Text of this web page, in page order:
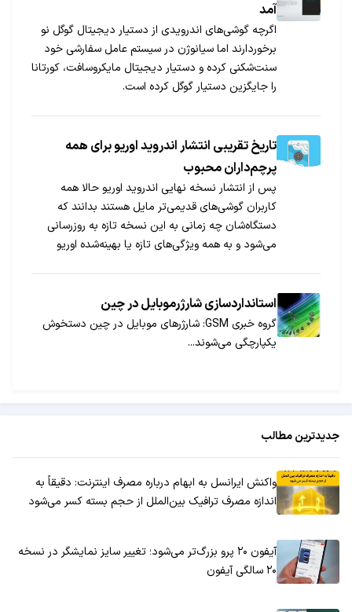
آمد
اگرچه گوشی‌های اندرویدی از دستیار دیجیتال گوگل نو
برخوردارند اما سیانوژن در سیستم عامل سفارشی خود
سنت‌شکنی کرده و دستیار دیجیتال مایکروسافت، کورتانا
را جایگزین دستیار گوگل کرده است.
تاریخ تقریبی انتشار اندروید اوریو برای همه
پرچم‌داران محبوب
پس از انتشار نسخه نهایی اندروید اوریو حالا همه
کاربران گوشی‌های قدیمی‌تر مایل هستند بدانند که
دستگاه‌شان چه زمانی به این نسخه تازه به روزرسانی
می‌شود و به همه ویژگی‌های تازه یا بهینه‌شده اوریو
تقریبی انتشار اوریو را برای محبوب‌ترین پرچم‌داران
موجود در بازار تخمین زده‌ایم.
استانداردسازی شارژرموبایل در چین
گروه خبری GSM: شارژرهای موبایل در چین دستخوش
یکپارچگی می‌شوند...
جدیدترین مطالب
واکنش ایرانسل به ابهام درباره مصرف اینترنت: دقیقاً به
اندازه مصرف ترافیک بین‌الملل از حجم بسته کسر می‌شود
آیفون ۲۰ پرو بزرگ‌تر می‌شود؛ تغییر سایز نمایشگر در نسخه
۲۰ سالگی آیفون